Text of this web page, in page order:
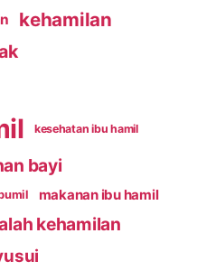
kehamilan
kesehatan ibu hamil
bayi
makanan ibu hamil
kehamilan